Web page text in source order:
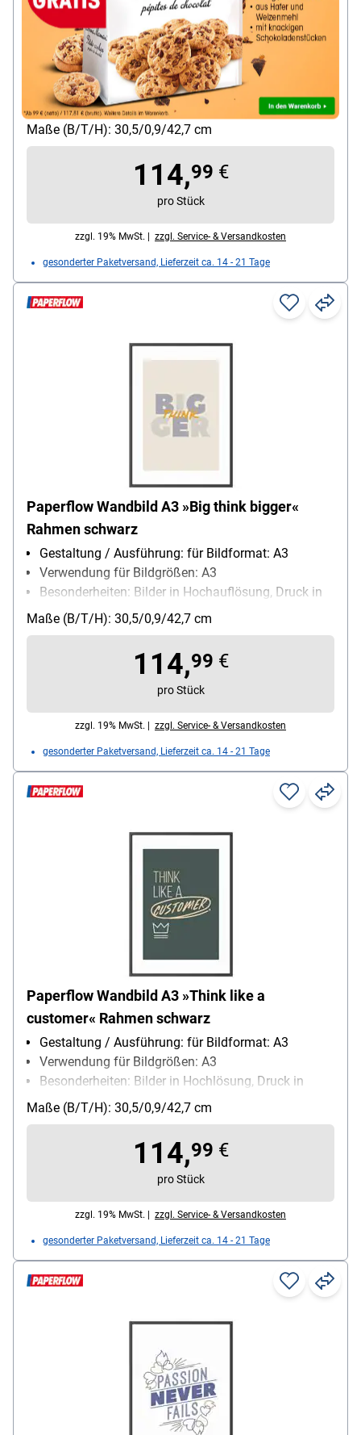
Paperflow Wandbild A3 »Done is better than
perfect« Rahmen schwarz
Gestaltung / Ausführung: für Bildformat: A3
Verwendung für Bildgrößen: A3
Besonderheiten: Bilder in Hochlösung, Druck in
Hochlösung
Maße (B/T/H): 30,5/0,9/42,7 cm
114,99 €
pro Stück
zzgl. 19% MwSt. | zzgl. Service- & Versandkosten
gesonderter Paketversand, Lieferzeit ca. 14 - 21 Tage
Paperflow Wandbild A3 »Big think bigger«
Rahmen schwarz
Gestaltung / Ausführung: für Bildformat: A3
Verwendung für Bildgrößen: A3
Besonderheiten: Bilder in Hochauflösung, Druck in
Hochauflösung
Maße (B/T/H): 30,5/0,9/42,7 cm
114,99 €
pro Stück
zzgl. 19% MwSt. | zzgl. Service- & Versandkosten
gesonderter Paketversand, Lieferzeit ca. 14 - 21 Tage
Paperflow Wandbild A3 »Think like a
customer« Rahmen schwarz
Gestaltung / Ausführung: für Bildformat: A3
Verwendung für Bildgrößen: A3
Besonderheiten: Bilder in Hochlösung, Druck in
Hochlösung
Maße (B/T/H): 30,5/0,9/42,7 cm
114,99 €
pro Stück
zzgl. 19% MwSt. | zzgl. Service- & Versandkosten
gesonderter Paketversand, Lieferzeit ca. 14 - 21 Tage